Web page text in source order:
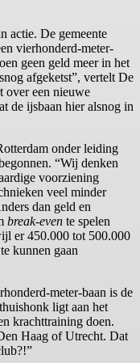
actie. De gemeente
vierhonderd-meter-
geen geld meer in het
afgeketst”, vertelt De
over een nieuwe
de ijsbaan hier alsnog in
onder leiding
“Wij denken
voorziening
veel minder
dan geld en
break-even te spelen
er 450.000 tot 500.000
kunnen gaan
meter-baan is de
ligt aan het
krachttraining doen.
Haag of Utrecht. Dat